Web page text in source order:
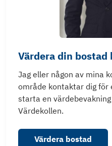
Värdera din
Jag eller någon av mina
område kontaktar dig för
starta en
Värdekollen.
Värdera bostad